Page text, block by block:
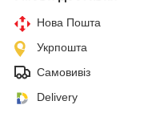
Нова Пошта
Укрпошта
Самовивіз
Delivery